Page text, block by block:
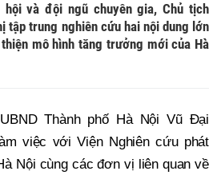
và đội ngũ chuyên gia, Chủ tịch
tập trung nghiên cứu hai nội dung lớn
mô hình tăng trưởng mới của Hà
Thành phố Hà Nội Vũ Đại
việc với Viện Nghiên cứu phát
Nội cùng các đơn vị liên quan về